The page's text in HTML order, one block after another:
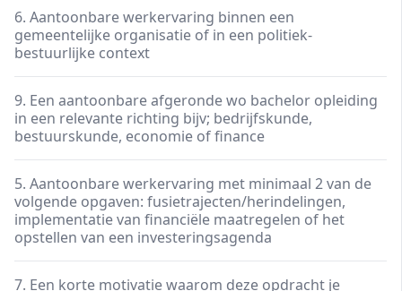
6. Aantoonbare werkervaring binnen een
gemeentelijke organisatie of in een politiek-
bestuurlijke context
9. Een aantoonbare afgeronde wo bachelor opleiding
in een relevante richting bijv; bedrijfskunde,
bestuurskunde, economie of finance
5. Aantoonbare werkervaring met minimaal 2 van de
volgende opgaven: fusietrajecten/herindelingen,
implementatie van financiële maatregelen of het
opstellen van een investeringsagenda
7. Een korte motivatie waarom deze opdracht je